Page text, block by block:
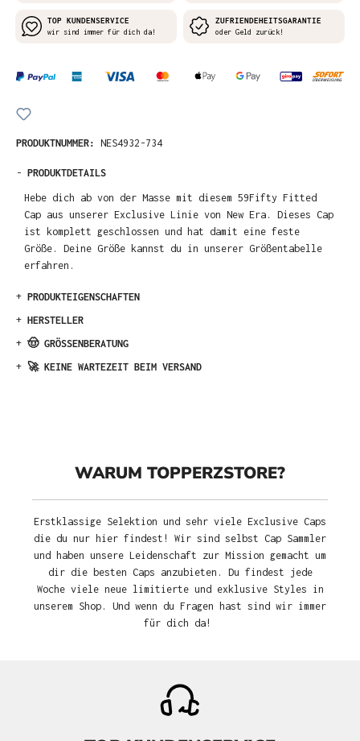
TOP KUNDENSERVICE
wir sind immer für dich da!
ZUFRIENDEHEITSGARANTIE
oder Geld zurück!
PRODUKTNUMMER: NES4932-734
- PRODUKTDETAILS
Hebe dich ab von der Masse mit diesem 59Fifty Fitted
Cap aus unserer Exclusive Linie von New Era. Dieses Cap
ist komplett geschlossen und hat damit eine feste
Größe. Deine Größe kannst du in unserer Größentabelle
erfahren.
+ PRODUKTEIGENSCHAFTEN
+ HERSTELLER
+ 🤠 GRÖSSENBERATUNG
+ 🚀 KEINE WARTEZEIT BEIM VERSAND
WARUM TOPPERZSTORE?
Erstklassige Selektion und sehr viele Exclusive Caps
die du nur hier findest! Wir sind selbst Cap Sammler
und haben unsere Leidenschaft zur Mission gemacht um
dir die besten Caps anzubieten. Du findest jede
Woche viele neue limitierte und exklusive Styles in
unserem Shop. Und wenn du Fragen hast sind wir immer
für dich da!